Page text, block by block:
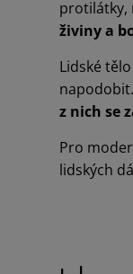
protilátky,
živiny a
Lidské
z nich se
Pro
lidských